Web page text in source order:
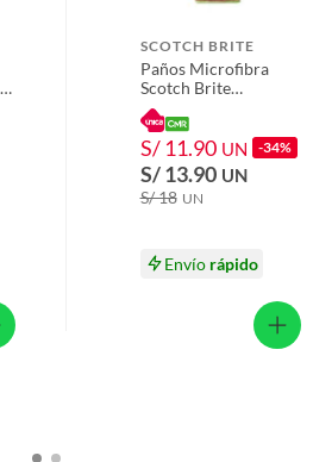
SCOTCH BRITE
Paños Microfibra
Scotch Brite
Empaque 4 Und
S/ 11.90 UN -34%
S/ 13.90 UN
S/ 18 UN
Envío rápido